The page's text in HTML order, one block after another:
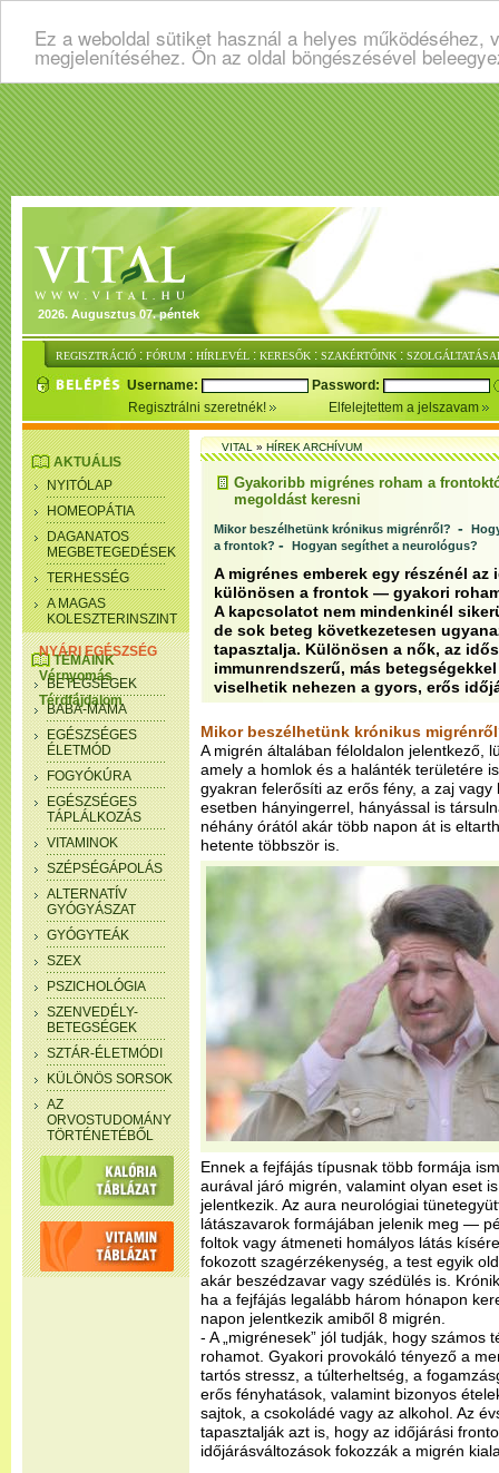
Ez a weboldal sütiket használ a helyes
megjelenítéséhez. Ön az oldal böngészésével
2026. Augusztus 07. péntek
REGISZTRÁCIÓ : FÓRUM : HÍRLEVÉL : KERESŐK : SZAKÉRTŐINK :
Username:
Password:
Regisztrálni szeretnék!
Elfelejtettem a jelszavam
AKTUÁLIS
NYITÓLAP
HOMEOPÁTIA
DAGANATOS
MEGBETEGEDÉSEK
TERHESSÉG
A MAGAS
KOLESZTERINSZINT
NYÁRI EGÉSZSÉG
Vérnyomás
Térdfájdalom
TÉMÁINK
BETEGSÉGEK
BABA-MAMA
EGÉSZSÉGES
ÉLETMÓD
FOGYÓKÚRA
EGÉSZSÉGES
TÁPLÁLKOZÁS
VITAMINOK
SZÉPSÉGÁPOLÁS
ALTERNATÍV
GYÓGYÁSZAT
GYÓGYTEÁK
SZEX
PSZICHOLÓGIA
SZENVEDÉLY-
BETEGSÉGEK
SZTÁR-ÉLETMÓDI
KÜLÖNÖS SORSOK
AZ
ORVOSTUDOMÁNY
TÖRTÉNETÉBŐL
VITAL»HÍREK ARCHÍVUM
Gyakoribb migrénes roham a
megoldást keresni
Mikor beszélhetünk krónikus migrénről? -
a frontok? - Hogyan segíthet a neurológus?
A migrénes emberek egy részénél
különösen a frontok — gyakori
A kapcsolatot nem mindenkinél
de sok beteg következetesen
tapasztalja. Különösen a nők, az
immunrendszerű, más
viselhetik nehezen a gyors, erős
Mikor beszélhetünk krónikus
A migrén általában féloldalon jelentkező,
amely a homlok és a halánték területére
gyakran felerősíti az erős fény, a zaj vagy
esetben hányingerrel, hányással is
néhány órától akár több napon át is
hetente többször is.
Ennek a fejfájás típusnak több formája
aurával járó migrén, valamint olyan eset
jelentkezik. Az aura neurológiai
látászavarok formájában jelenik meg —
foltok vagy átmeneti homályos látás
fokozott szagérzékenység, a test egyik
akár beszédzavar vagy szédülés is.
ha a fejfájás legalább három hónapon
napon jelentkezik amiből 8 migrén.
- A „migrénesek” jól tudják, hogy számos
rohamot. Gyakori provokáló tényező a
tartós stressz, a túlterheltség, a
erős fényhatások, valamint bizonyos
sajtok, a csokoládé vagy az alkohol. Az
tapasztalják azt is, hogy az időjárási
időjárásváltozások fokozzák a migrén